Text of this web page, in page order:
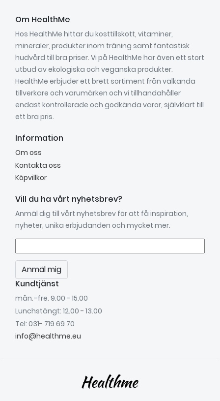
Om HealthMe
Hos HealthMe hittar du kosttillskott, vitaminer,
mineraler, produkter inom träning samt fantastisk
hudvård till bra priser. Vi på HealthMe har även ett stort
utbud av ekologiska och veganska produkter.
HealthMe erbjuder ett brett sortiment från välkända
tillverkare och varumärken och vi tillhandahåller
endast kontrollerade och godkända varor, självklart till
ett bra pris.
Information
Om oss
Kontakta oss
Köpvillkor
Vill du ha vårt nyhetsbrev?
Anmäl dig till vårt nyhetsbrev för att få inspiration,
nyheter, unika erbjudanden och mycket mer.
Anmäl mig
Kundtjänst
mån.–fre. 9.00 - 15.00
Lunchstängt: 12.00 - 13.00
Tel: 031- 719 69 70
info@healthme.eu